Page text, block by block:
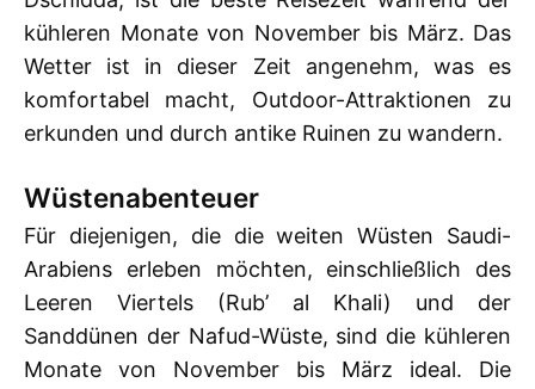
kühleren Monate von November bis März. Das
Wetter ist in dieser Zeit angenehm, was es
komfortabel macht, Outdoor-Attraktionen zu
erkunden und durch antike Ruinen zu wandern.
Wüstenabenteuer
Für diejenigen, die die weiten Wüsten Saudi-
Arabiens erleben möchten, einschließlich des
Leeren Viertels (Rub’ al Khali) und der
Sanddünen der Nafud-Wüste, sind die kühleren
Monate von November bis März ideal. Die